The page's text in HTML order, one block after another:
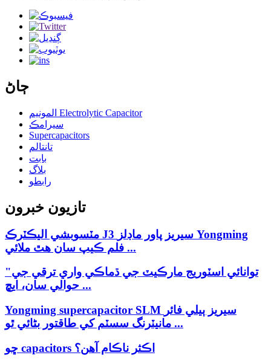
ڄاڻ
المونيم Electrolytic Capacitor
سيرامڪ
Supercapacitors
تانتالم
بابت
بلاگ
رابطو
تازيون خبرون
مٽسوبشي اليڪٽرڪ J3 سيريز پاور ماڊلز Yongming
فلم ڪيپ سان هٿ ملائي ...
"توانائي اسٽوريج مارڪيٽ جي ڌماڪي واري ترقي جي
حوالي سان، ايڇ ...
Yongming supercapacitor SLM سيريز ٻيلي فائر
مانيٽرنگ سسٽم کي طاقتور بڻائي ٿو ...
ڇو capacitors اڪثر ناڪام آهن؟